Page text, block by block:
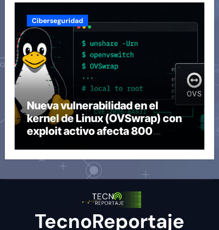
Ciberseguridad
Nueva vulnerabilidad en el
kernel de Linux (OVSwrap) con
exploit activo afecta 800
TecnoReportaje